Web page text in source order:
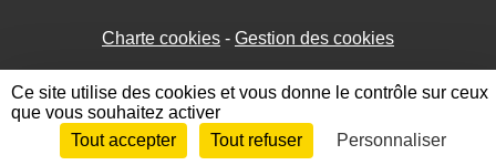
Charte cookies Gestion des cookies
Envie de participer ? Connexion
Ce site utilise des cookies et vous donne le contrôle sur ceux
que vous souhaitez activer
Tout accepter
Tout refuser Personnaliser